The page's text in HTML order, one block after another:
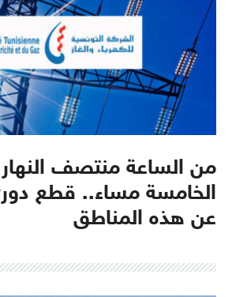
من الساعة منتصف
الخامسة مساء.. قطع
عن هذه المناطق